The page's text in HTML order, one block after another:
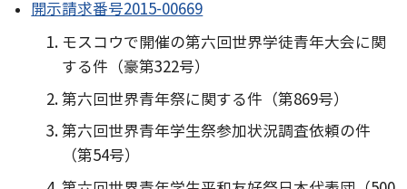
開示請求番号2015-00669
モスコウで開催の第六回世界学徒青年大会に関
する件（豪第322号）
第六回世界青年祭に関する件（第869号）
第六回世界青年学生祭参加状況調査依頼の件
（第54号）